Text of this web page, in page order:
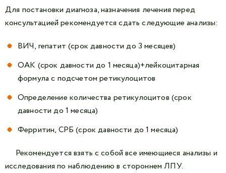
Для постановки диагноза, назначения лечения перед
консультацией рекомендуется сдать следующие анализы:
ВИЧ, гепатит (срок давности до 3 месяцев)
ОАК (срок давности до 1 месяца)+лейкоцитарная
формула с подсчетом ретикулоцитов
Определение количества ретикулоцитов (срок
давности до 1 месяца)
Ферритин, CРБ (срок давности до 1 месяца)
Рекомендуется взять с собой все имеющиеся анализы и
исследования по наблюдению в стороннем ЛПУ.